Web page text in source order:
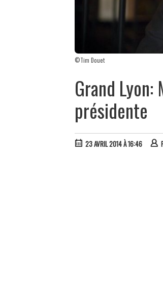
©Tim Douet
Grand
présidente
23 AVRIL 2014 À 16:46